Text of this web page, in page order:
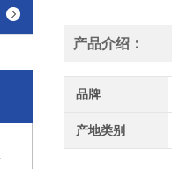
产品介绍：
品牌
产地类别